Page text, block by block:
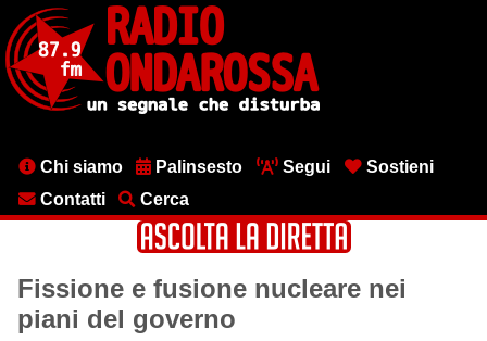
contenuto
principale
MenuChi siamo Palinsesto Segui
Sostieni
Contatti
Cerca
Fissione e fusione nucleare nei
piani del governo